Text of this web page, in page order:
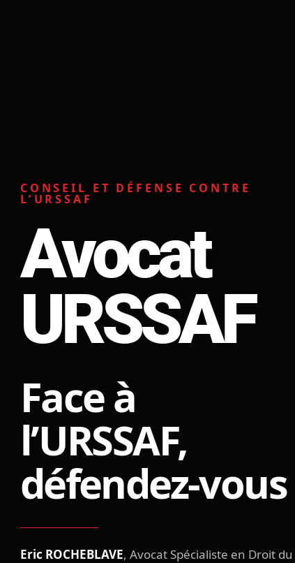
CONSEIL ET DÉFENSE CONTRE
L’URSSAF
Avocat
URSSAF
Face à
l’URSSAF,
défendez-vous
Eric ROCHEBLAVE, Avocat Spécialiste en Droit du